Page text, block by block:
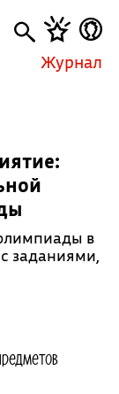
Журнал
в
заданиями,